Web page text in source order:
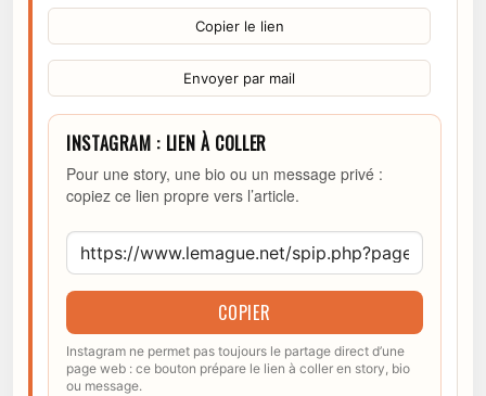
Copier le lien
Envoyer par mail
INSTAGRAM : LIEN À COLLER
Pour une story, une bio ou un message privé :
copiez ce lien propre vers l’article.
COPIER
Instagram ne permet pas toujours le partage direct d’une
page web : ce bouton prépare le lien à coller en story, bio
ou message.